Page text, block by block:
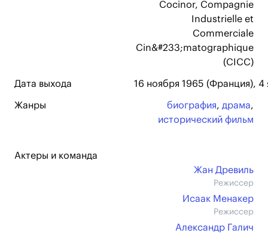
Cocinor, Compagnie
Industrielle et
Commerciale
Cin&#233;matographique
(CICC)
Дата выхода 16 ноября 1965 (Франция),
Жанры биография, драма,
исторический фильм
Актеры и команда
Жан Древиль
Режиссер
Исаак Менакер
Режиссер
Александр Галич